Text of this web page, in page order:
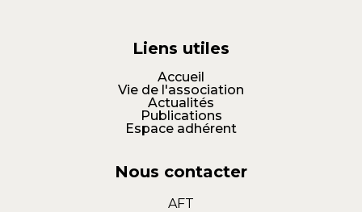
Liens utiles
Accueil
Vie de l'association
Actualités
Publications
Espace adhérent
Nous contacter
AFT